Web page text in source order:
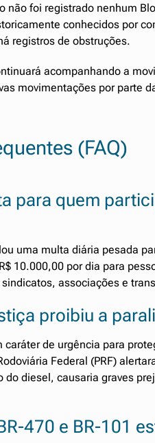
não foi registrado nenhum
conhecidos por
registros de obstruções.
acompanhando a
movimentações por parte
(FAQ)
para quem
uma multa diária pesada
10.000,00 por dia para
associações e
proibiu a
de urgência para
Federal (PRF)
do diesel, causaria graves
470 e BR-101